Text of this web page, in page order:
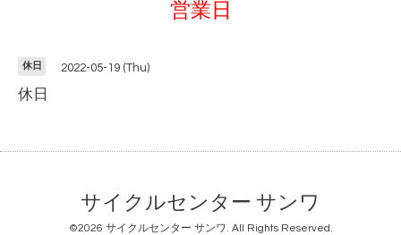
営業日
休日 2022-05-19 (Thu)
休日
サイクルセンター サンワ
©2026 サイクルセンター サンワ. All Rights Reserved.